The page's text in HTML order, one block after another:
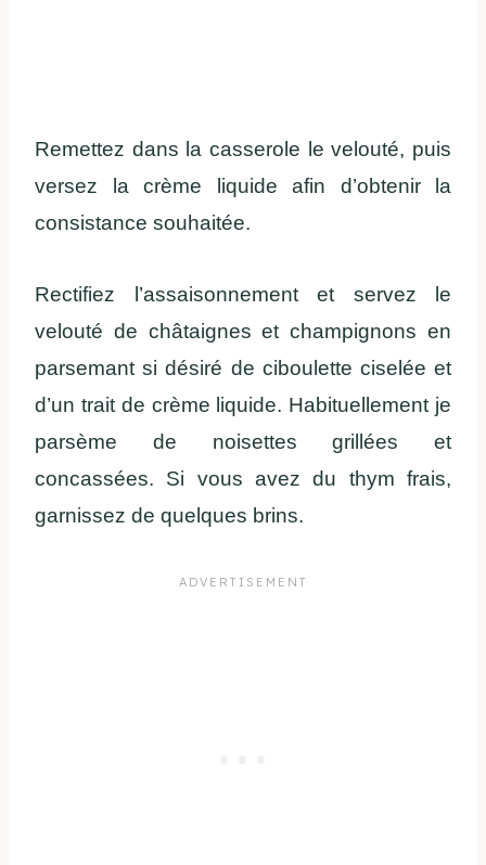
Remettez dans la casserole le velouté, puis
versez la crème liquide afin d’obtenir la
consistance souhaitée.
Rectifiez l’assaisonnement et servez le
velouté de châtaignes et champignons en
parsemant si désiré de ciboulette ciselée et
d’un trait de crème liquide. Habituellement je
parsème de noisettes grillées et
concassées. Si vous avez du thym frais,
garnissez de quelques brins.